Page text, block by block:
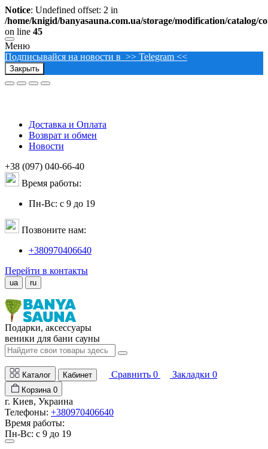
Notice: Undefined offset: 2 in
/home/knigid/banyasauna.com.ua/storage/modification/catalog/
on line 45
Меню
Подписывайся на новости в >> Telegram <<
Закрыть
Доставка и Оплата
Возврат и обмен
Новости
+38 (097) 040-66-40
Время работы:
Пн-Вс: с 9 до 19
Позвоните нам:
+380970406640
Перейти в контакты
ua ru
Подарки, аксессуары
веники для бани сауны
Каталог Кабинет Сравнить 0 Закладки 0
Корзина 0
г. Киев, Украина
Телефоны: +380970406640
Время работы:
Пн-Вс: с 9 до 19